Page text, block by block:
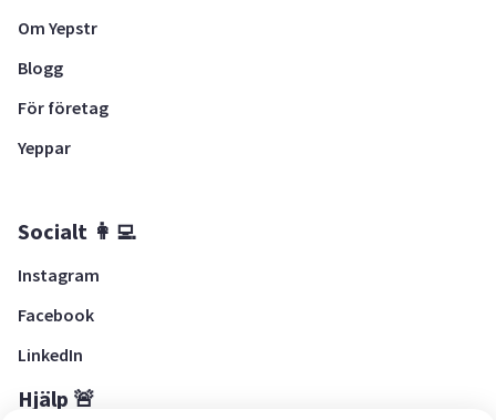
Om Yepstr
Blogg
För företag
Yeppar
Socialt 👩‍💻
Instagram
Facebook
LinkedIn
Hjälp 🚨